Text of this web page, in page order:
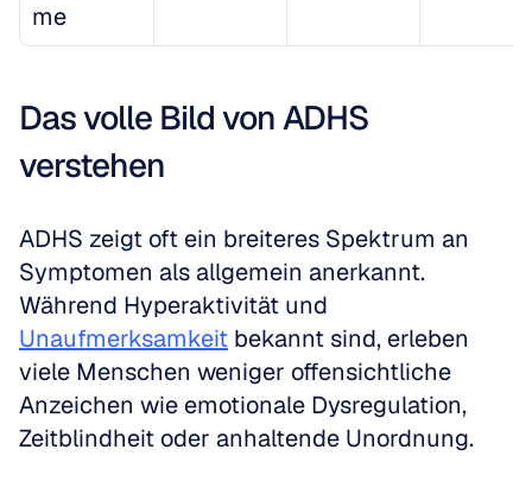
me
Das volle Bild von ADHS
verstehen
ADHS zeigt oft ein breiteres Spektrum an
Symptomen als allgemein anerkannt.
Unaufmerksamkeit bekannt sind, erleben
viele Menschen weniger offensichtliche
Anzeichen wie emotionale Dysregulation,
Zeitblindheit oder anhaltende Unordnung.